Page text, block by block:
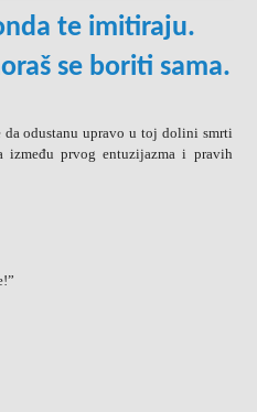
te imitiraju.
se boriti sama.
da odustanu upravo u toj dolini smrti
prvog entuzijazma i pravih